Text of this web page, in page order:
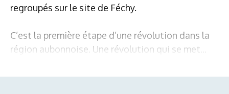
regroupés sur le site de Féchy.
C’est la première étape d’une révolution dans la
région aubonnoise. Une révolution qui se met...